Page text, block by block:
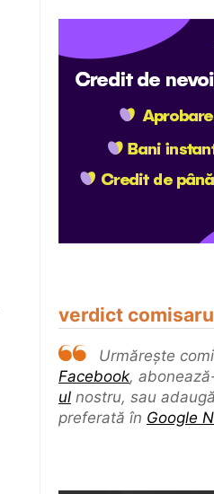
verdict
Urmărește
Facebook,
ul nostru, sau
preferată în Google